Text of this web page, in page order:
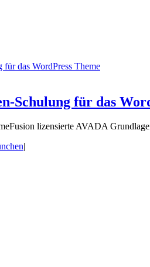
das WordPress Theme
Schulung für das
lizensierte AVADA
|